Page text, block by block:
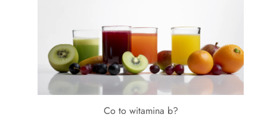
Co to witamina b?